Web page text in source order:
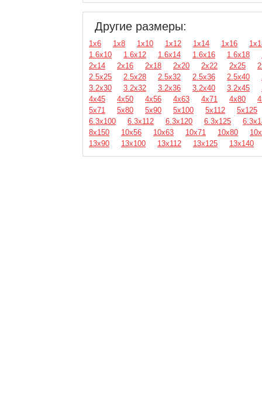
Другие размеры:
1х6 1х8 1х10 1х12 1х14 1х16
1.6х10
1.6х12 1.6х14 1.6х16 1.6х18
2х14
2х16 2х18 2х20 2х22 2х25
2.5х25
2.5х28 2.5х32 2.5х36 2.5х40
3.2х30
3.2х32 3.2х36 3.2х40 3.2х45
4х45
4х50 4х56 4х63 4х71 4х80
5х71
5х80 5х90 5х100 5х112
5х125
6.3х100
6.3х112 6.3х120 6.3х125
8х150
10х56 10х63 10х71 10х80
13х90
13х100 13х112 13х125 13х140